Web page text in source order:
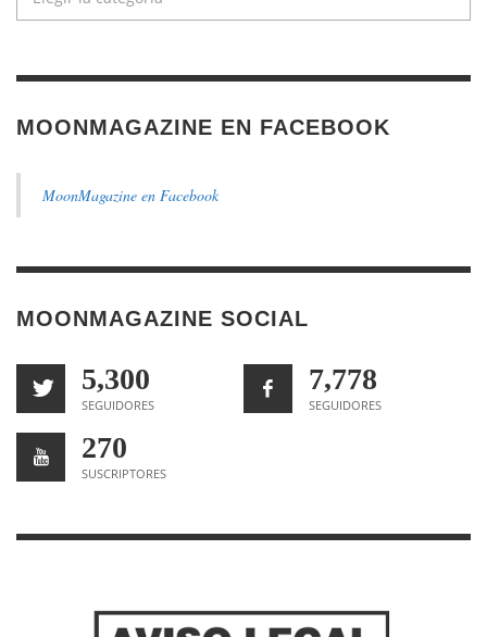
MOONMAGAZINE EN FACEBOOK
MoonMagazine en Facebook
MOONMAGAZINE SOCIAL
5,300
SEGUIDORES
7,778
SEGUIDORES
270
SUSCRIPTORES